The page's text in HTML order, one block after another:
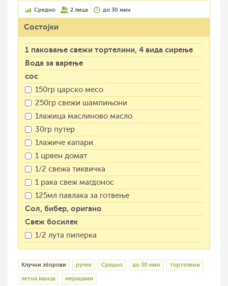
Средно 2 лица до 30 мин
Состојки
1 паковање свежи тортелини, 4 вида сирење
Вода за варење
сос
150гр царско месо
250гр свежи шампињони
1лажица маслиново масло
30гр путер
1лажиче капари
1 црвен домат
1/2 свежа тиквичка
1 рака свеж магдонос
125мл павлака за готвење
Сол, бибер, оригано
Свеж босилек
1/2 лута пиперка
Клучни зборови ручек Средно до 30 мин тортелини
летна манџа мерациии